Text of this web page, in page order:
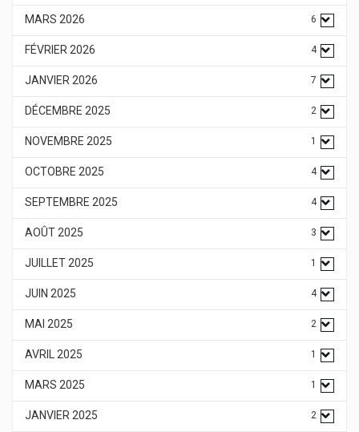
MARS 2026 6
FÉVRIER 2026 4
JANVIER 2026 7
DÉCEMBRE 2025 2
NOVEMBRE 2025 1
OCTOBRE 2025 4
SEPTEMBRE 2025 4
AOÛT 2025 3
JUILLET 2025 1
JUIN 2025 4
MAI 2025 2
AVRIL 2025 1
MARS 2025 1
JANVIER 2025 2